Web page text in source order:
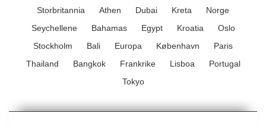
Storbritannia
Athen Dubai Kreta
Norge
Seychellene
Bahamas Egypt Kroatia
Oslo
Stockholm
Bali Europa København
Paris
Thailand
Bangkok Frankrike Lisboa
Portugal
Tokyo